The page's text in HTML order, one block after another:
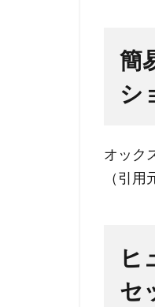
説明
【ヒ
ュー
ズ
エス
ン
デー
タセ
簡
シ
オック
（引用
ヒ
セ